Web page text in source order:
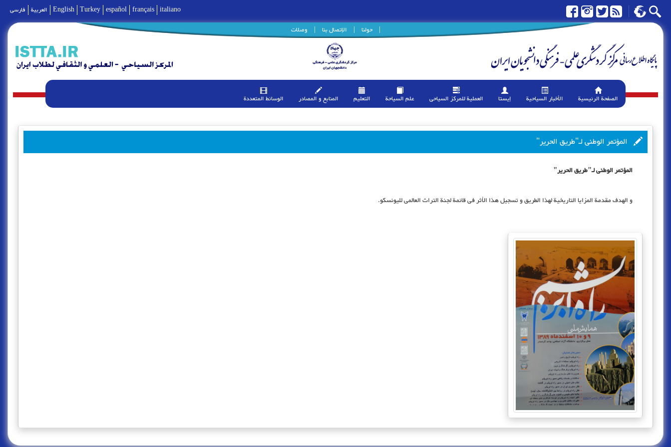
فارسی العربية English Turkey español français italiano
حولنا
| الإتصال بنا | وصلات |
الصفحة الرئیسیة الأخبار السیاحیة إیستا العملیة للمرکز السیاحی علم السیاحة التعلیم المنابع و المصادر الوسائط المتعددة
المؤتمر الوطنی لـ"طریق الحریر"
المؤتمر الوطنی لـ"طریق الحریر"
و الهدف مقدمة المزایا التاریخیة لهذا الطریق و تسجیل هذا الأثر فی قائمة لجنة التراث العالمی للیونسکو.